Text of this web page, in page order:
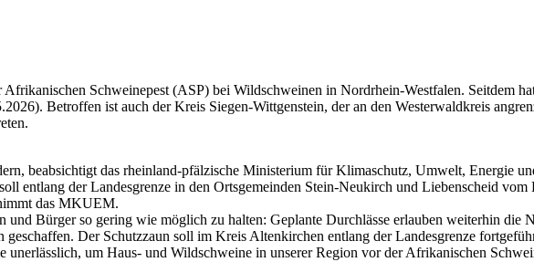
Schweinepest (ASP) bei Wildschweinen in Nordrhein-Westfalen. Seitdem
Betroffen ist auch der Kreis Siegen-Wittgenstein, der an den Westerwaldkreis
beabsichtigt das rheinland-pfälzische Ministerium für Klimaschutz, Umwelt, Energie
entlang der Landesgrenze in den Ortsgemeinden Stein-Neukirch und Liebenscheid
das MKUEM.
Bürger so gering wie möglich zu halten: Geplante Durchlässe erlauben weiterhin die
Der Schutzzaun soll im Kreis Altenkirchen entlang der Landesgrenze
um Haus- und Wildschweine in unserer Region vor der Afrikanischen